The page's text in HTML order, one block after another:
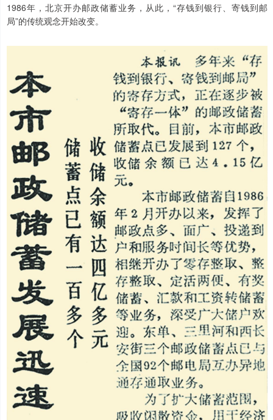
1986年，北京开办邮政储蓄业务，从此，“存钱到银行、寄钱到邮
局”的传统观念开始改变。